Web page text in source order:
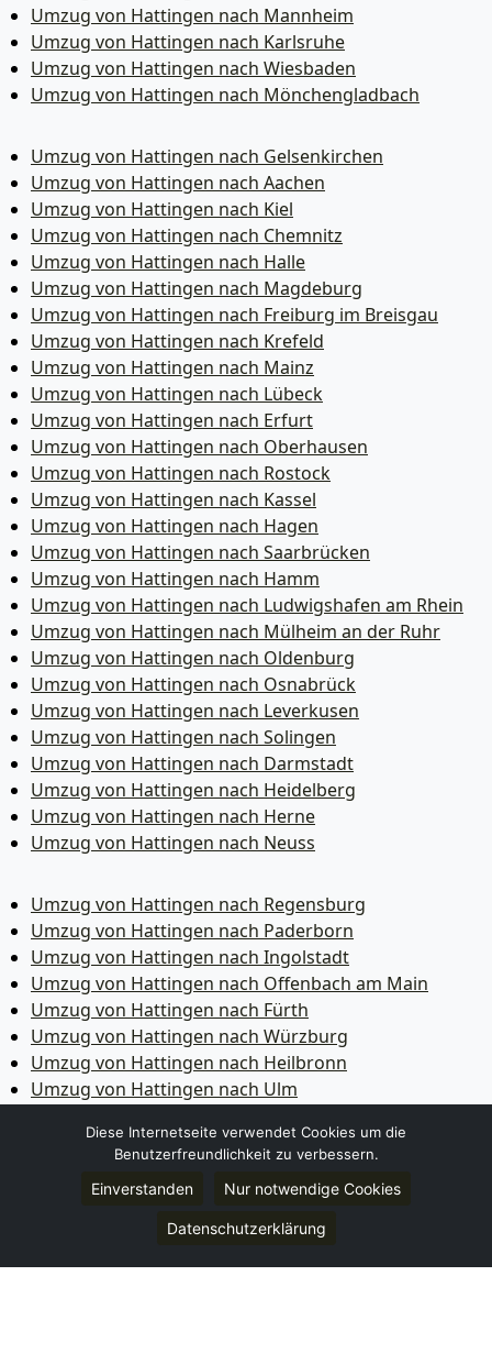
Umzug von Hattingen nach Mannheim
Umzug von Hattingen nach Karlsruhe
Umzug von Hattingen nach Wiesbaden
Umzug von Hattingen nach Mönchen­gladbach
Umzug von Hattingen nach Gelsenkirchen
Umzug von Hattingen nach Aachen
Umzug von Hattingen nach Kiel
Umzug von Hattingen nach Chemnitz
Umzug von Hattingen nach Halle
Umzug von Hattingen nach Magdeburg
Umzug von Hattingen nach Freiburg im Breisgau
Umzug von Hattingen nach Krefeld
Umzug von Hattingen nach Mainz
Umzug von Hattingen nach Lübeck
Umzug von Hattingen nach Erfurt
Umzug von Hattingen nach Oberhausen
Umzug von Hattingen nach Rostock
Umzug von Hattingen nach Kassel
Umzug von Hattingen nach Hagen
Umzug von Hattingen nach Saarbrücken
Umzug von Hattingen nach Hamm
Umzug von Hattingen nach Ludwigshafen am Rhein
Umzug von Hattingen nach Mülheim an der Ruhr
Umzug von Hattingen nach Oldenburg
Umzug von Hattingen nach Osnabrück
Umzug von Hattingen nach Leverkusen
Umzug von Hattingen nach Solingen
Umzug von Hattingen nach Darmstadt
Umzug von Hattingen nach Heidelberg
Umzug von Hattingen nach Herne
Umzug von Hattingen nach Neuss
Umzug von Hattingen nach Regensburg
Umzug von Hattingen nach Paderborn
Umzug von Hattingen nach Ingolstadt
Umzug von Hattingen nach Offenbach am Main
Umzug von Hattingen nach Fürth
Umzug von Hattingen nach Würzburg
Umzug von Hattingen nach Heilbronn
Umzug von Hattingen nach Ulm
Umzug von Hattingen nach Wolfsburg
Umzug von Hattingen nach Bottrop
Umzug von Hattingen nach Göttingen
Umzug von Hattingen nach Reutlingen
Umzug von Hattingen nach Koblenz
Diese Internetseite verwendet Cookies um die
Benutzerfreundlichkeit zu verbessern.
Einverstanden Nur notwendige Cookies
Datenschutzerklärung